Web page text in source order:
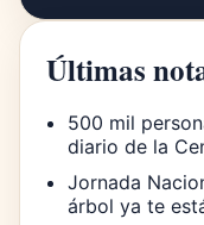
Últimas
500 mil
diario de la
Jornada
árbol ya te